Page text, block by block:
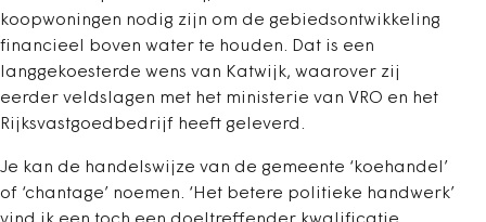
koopwoningen nodig zijn om de gebiedsontwikkeling
financieel boven water te houden. Dat is een
langgekoesterde wens van Katwijk, waarover zij
eerder veldslagen met het ministerie van VRO en het
Rijksvastgoedbedrijf heeft geleverd.
Je kan de handelswijze van de gemeente ‘koehandel’
of ‘chantage’ noemen. ‘Het betere politieke handwerk’